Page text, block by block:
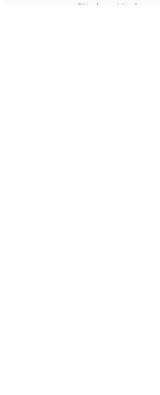
grace aux cours d'études spirituels